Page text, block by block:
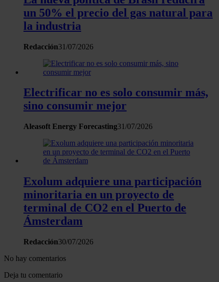
recopilado a partir del uso que haya hecho de sus servicios.
un 50% el precio del gas natural para
la industria
Redacción31/07/2026
Electrificar no es solo consumir más,
sino consumir mejor
Aleasoft Energy Forecasting31/07/2026
Exolum adquiere una participación
minoritaria en un proyecto de
terminal de CO2 en el Puerto de
Ámsterdam
Redacción30/07/2026
No hay comentarios
Deja tu comentario